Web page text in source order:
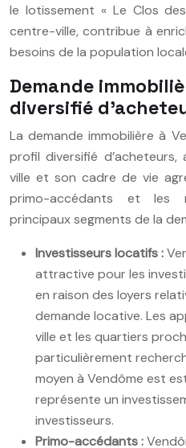
le lotissement « Le Clos
centre-ville, contribue à
besoins de la population
Demande
diversifié
La demande immobilière à
profil diversifié
ville et son cadre de vie
primo-accédants et les
principaux segments de la
Investisseurs locatifs :
attractive pour les
en raison des loyers
demande locative. Les
ville et les quartiers
particulièrement
moyen à Vendôme est
représente un
investisseurs.
Primo-accédants :